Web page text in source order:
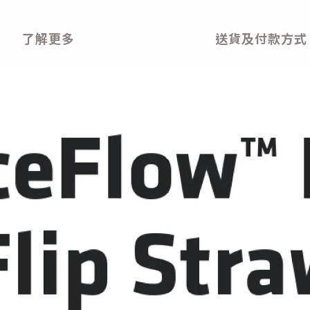
了解更多 送貨及付款方式